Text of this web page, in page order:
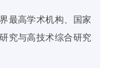
高学术机构、国家
究与高技术综合研究